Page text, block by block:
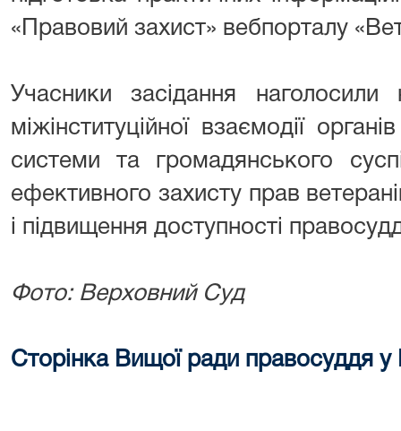
«Правовий захист» вебпорталу
Учасники засідання
міжінституційної взаємодії
системи та громадянського
ефективного захисту прав
і підвищення доступності
Фото: Верховний Суд
Сторінка Вищої ради правосуддя у